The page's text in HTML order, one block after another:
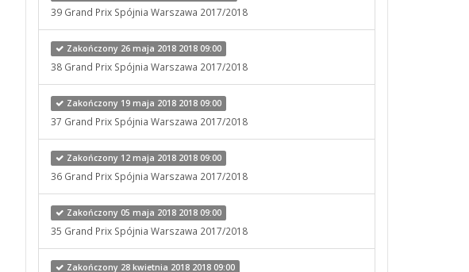
39 Grand Prix Spójnia Warszawa 2017/2018
Zakończony 26 maja 2018 2018 09:00
38 Grand Prix Spójnia Warszawa 2017/2018
Zakończony 19 maja 2018 2018 09:00
37 Grand Prix Spójnia Warszawa 2017/2018
Zakończony 12 maja 2018 2018 09:00
36 Grand Prix Spójnia Warszawa 2017/2018
Zakończony 05 maja 2018 2018 09:00
35 Grand Prix Spójnia Warszawa 2017/2018
Zakończony 28 kwietnia 2018 2018 09:00